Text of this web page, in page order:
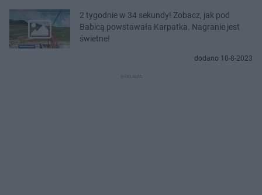
2 tygodnie w 34 sekundy! Zobacz, jak pod
Babicą powstawała Karpatka. Nagranie jest
świetne!
dodano 10-8-2023